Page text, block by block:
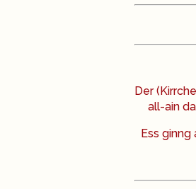
Der
all-ain
Ess